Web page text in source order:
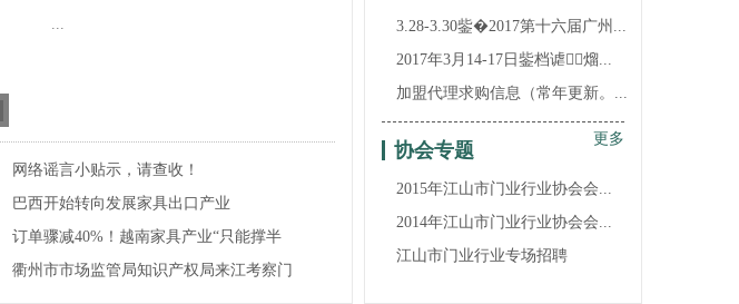
...
网络谣言小贴示，请查收！
巴西开始转向发展家具出口产业
订单骤减40%！越南家具产业“只能撑半
年”！
衢州市市场监管局知识产权局来江考察门
3.28-3.30鈭�2017第十六届广州...
2017年3月14-17日鈭档谑熘...
加盟代理求购信息（常年更新。...
协会专题
更多
2015年江山市门业行业协会会...
2014年江山市门业行业协会会...
江山市门业行业专场招聘